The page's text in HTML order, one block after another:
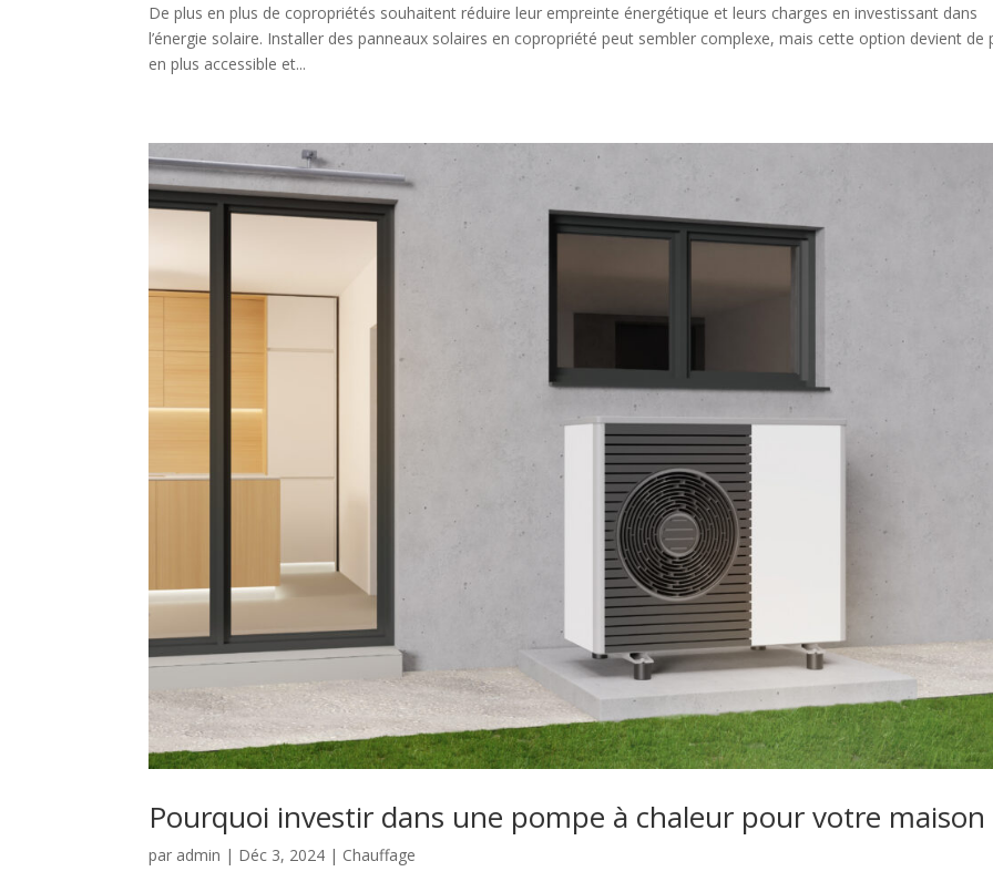
De plus en plus de copropriétés souhaitent réduire leur empreinte énergétique et leurs charges en investissant dans
l’énergie solaire. Installer des panneaux solaires en copropriété peut sembler complexe, mais cette option devient de
en plus accessible et...
Pourquoi investir dans une pompe à chaleur pour votre maison
par admin | Déc 3, 2024 | Chauffage